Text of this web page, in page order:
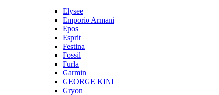
Elysee
Emporio Armani
Epos
Esprit
Festina
Fossil
Furla
Garmin
GEORGE KINI
Gryon